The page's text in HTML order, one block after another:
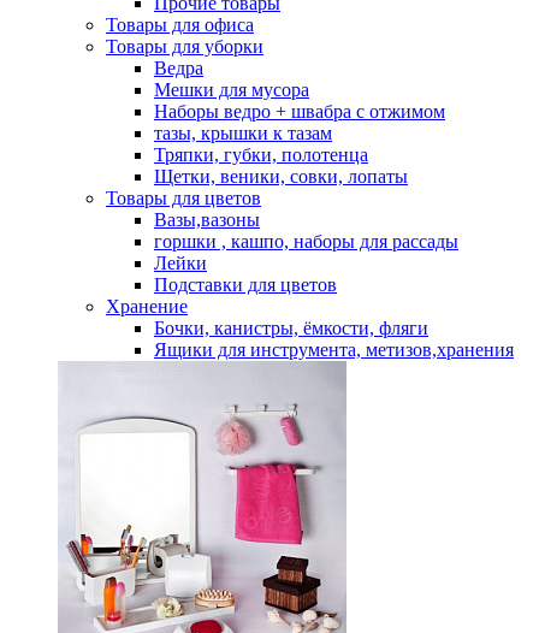
Товары для офиса
Товары для уборки
Ведра
Мешки для мусора
Наборы ведро + швабра с отжимом
тазы, крышки к тазам
Тряпки, губки, полотенца
Щетки, веники, совки, лопаты
Товары для цветов
Вазы,вазоны
горшки , кашпо, наборы для рассады
Лейки
Подставки для цветов
Хранение
Бочки, канистры, ёмкости, фляги
Ящики для инструмента, метизов,хранения